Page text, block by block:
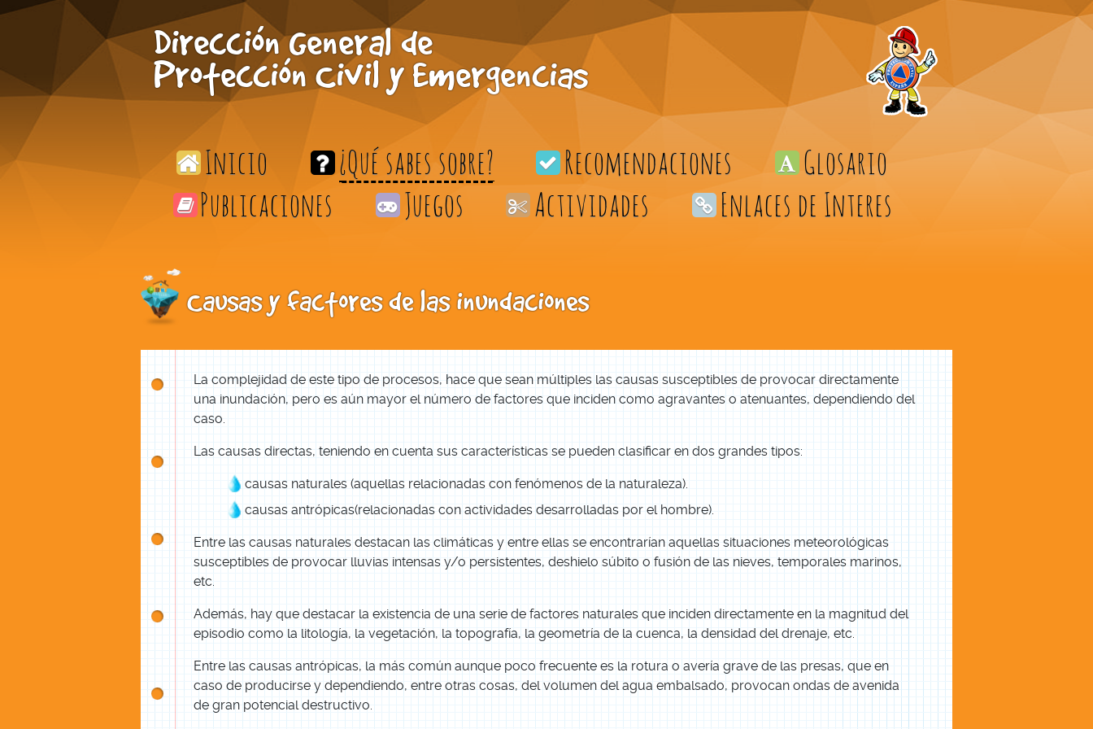
Skip to Main Content
Dirección General de
Protección Civil y Emergencias
Inicio ¿Qué sabes sobre? Recomendaciones
Glosario
Publicaciones
Juegos Actividades Enlaces de Interes
Causas y factores de las inundaciones
La complejidad de este tipo de procesos, hace que sean múltiples las causas susceptibles de provocar directamente
una inundación, pero es aún mayor el número de factores que inciden como agravantes o atenuantes, dependiendo del
caso.
Las causas directas, teniendo en cuenta sus características se pueden clasificar en dos grandes tipos:
causas naturales (aquellas relacionadas con fenómenos de la naturaleza).
causas antrópicas(relacionadas con actividades desarrolladas por el hombre).
Entre las causas naturales destacan las climáticas y entre ellas se encontrarían aquellas situaciones meteorológicas
susceptibles de provocar lluvias intensas y/o persistentes, deshielo súbito o fusión de las nieves, temporales marinos,
etc.
Además, hay que destacar la existencia de una serie de factores naturales que inciden directamente en la magnitud del
episodio como la litología, la vegetación, la topografía, la geometría de la cuenca, la densidad del drenaje, etc.
Entre las causas antrópicas, la más común aunque poco frecuente es la rotura o avería grave de las presas, que en
caso de producirse y dependiendo, entre otras cosas, del volumen del agua embalsado, provocan ondas de avenida
de gran potencial destructivo.